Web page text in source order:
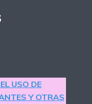
USO DE
Y OTRAS